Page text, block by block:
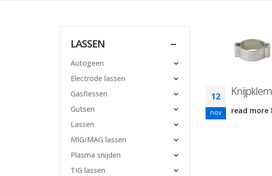
12
nov
Knijpklem
read more
LASSEN
Autogeen
Electrode lassen
Gasflessen
Gutsen
Lassen
MIG/MAG lassen
Plasma snijden
TIG lassen